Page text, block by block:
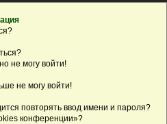
и
не могу войти!
не могу войти!
повторять ввод имени и пароля?
конференции»?